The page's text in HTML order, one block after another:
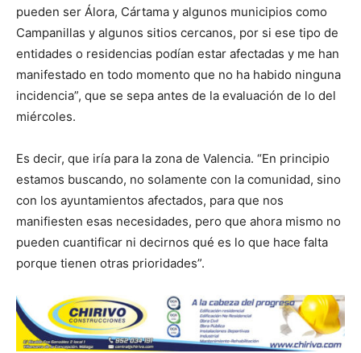
pueden ser Álora, Cártama y algunos municipios como
Campanillas y algunos sitios cercanos, por si ese tipo de
entidades o residencias podían estar afectadas y me han
manifestado en todo momento que no ha habido ninguna
incidencia”, que se sepa antes de la evaluación de lo del
miércoles.
Es decir, que iría para la zona de Valencia. “En principio
estamos buscando, no solamente con la comunidad, sino
con los ayuntamientos afectados, para que nos
manifiesten esas necesidades, pero que ahora mismo no
pueden cuantificar ni decirnos qué es lo que hace falta
porque tienen otras prioridades”.